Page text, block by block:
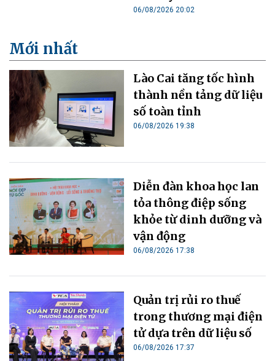
06/08/2026 20:02
Mới nhất
Lào Cai tăng tốc hình
thành nền tảng dữ liệu
số toàn tỉnh
06/08/2026 19:38
Diễn đàn khoa học lan
tỏa thông điệp sống
khỏe từ dinh dưỡng và
vận động
06/08/2026 17:38
Quản trị rủi ro thuế
trong thương mại điện
tử dựa trên dữ liệu số
06/08/2026 17:37